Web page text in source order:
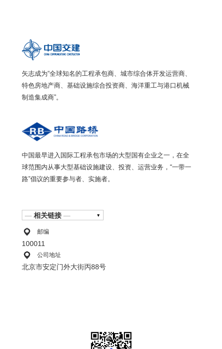
矢志成为“全球知名的工程承包商、城市综合体开发运营商、
特色房地产商、基础设施综合投资商、海洋重工与港口机械
制造集成商”。
中国最早进入国际工程承包市场的大型国有企业之一，在全
球范围内从事大型基础设施建设、投资、运营业务，“一带一
路”倡议的重要参与者、实施者。
— 相关链接 —
邮编
100011
公司地址
北京市安定门外大街丙88号